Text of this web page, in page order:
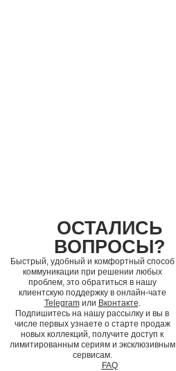
ОСТАЛИСЬ
ВОПРОСЫ?
Быстрый, удобный и комфортный способ
коммуникации при решении любых
проблем, это обратиться в нашу
клиентскую поддержку в онлайн-чате
Telegramили Вконтакте.
Подпишитесь на нашу рассылку и вы в
числе первых узнаете о старте продаж
новых коллекций, получите доступ к
лимитированным сериям и эксклюзивным
сервисам.
FAQ